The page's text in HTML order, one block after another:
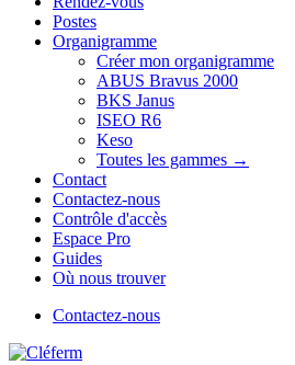
Postes
Organigramme
Créer mon organigramme
ABUS Bravus 2000
BKS Janus
ISEO R6
Keso
Toutes les gammes →
Contact
Contactez-nous
Contrôle d'accès
Espace Pro
Guides
Où nous trouver
Contactez-nous